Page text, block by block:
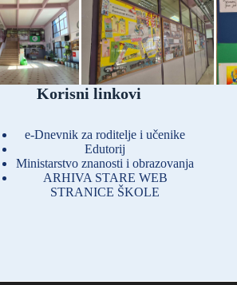
Korisni linkovi
e-Dnevnik za roditelje i učenike
Edutorij
Ministarstvo znanosti i obrazovanja
ARHIVA STARE WEB
STRANICE ŠKOLE